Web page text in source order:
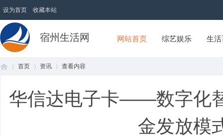
设为首页 收藏本站
宿州生活网 网站首页 综艺娱乐 生
首页
›
资讯
›
查看内容
华信达电子卡——数字化
金发放模